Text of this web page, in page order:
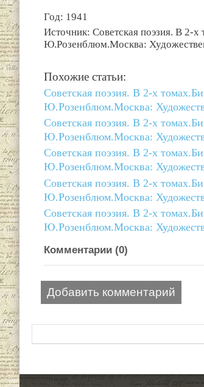
Год: 1941
Источник: Советская поэзия. В 2-х
Ю.Розенблюм.Москва:
Похожие статьи:
Советская поэзия. В 2-х
Ю.Розенблюм.Москва:
Советская поэзия. В 2-х
Ю.Розенблюм.Москва:
Советская поэзия. В 2-х
Ю.Розенблюм.Москва:
Советская поэзия. В 2-х
Ю.Розенблюм.Москва:
Советская поэзия. В 2-х
Ю.Розенблюм.Москва:
Комментарии (0)
Добавить комментарий